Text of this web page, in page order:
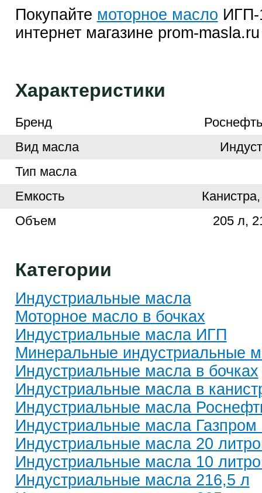
Покупайте моторное масло ИГП-
интернет магазине prom-masla.ru
Характеристики
Бренд
Вид масла
Тип масла
Емкость
Объем
205 л,
Категории
Индустриальные масла
Моторное масло в бочках
Индустриальные масла ИГП
Минеральные индустриальные
Индустриальные масла в бочках
Индустриальные масла в
Индустриальные масла
Индустриальные масла Газпром
Индустриальные масла 20
Индустриальные масла 10
Индустриальные масла 216,5 л